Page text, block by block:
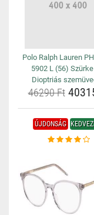
Polo Ralph Lauren
5902 L (56)
Dioptriás
46290 Ft
ÚJDONSÁG